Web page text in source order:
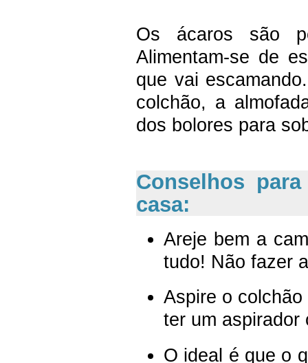
Os ácaros são
Alimentam-se de
que vai
colchão, a
dos bolores para
Conselhos
casa:
Areje bem a
tudo! Não fazer
Aspire o
ter um aspirador
O ideal é que o